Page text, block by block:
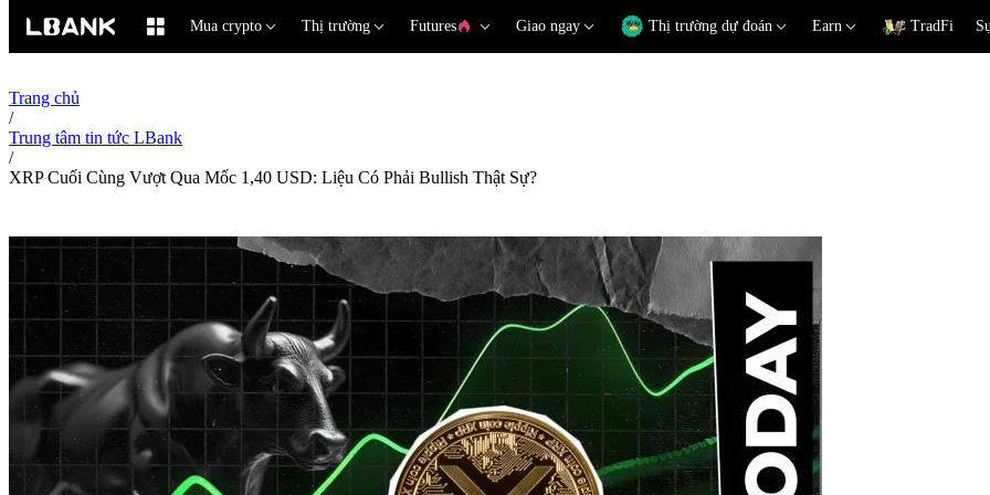
Mua crypto Thị trường Futures Giao ngay Thị trường dự đoán Earn TradFi
Trang chủ
/
Trung tâm tin tức LBank
/
XRP Cuối Cùng Vượt Qua Mốc 1,40 USD: Liệu Có Phải Bullish Thật Sự?